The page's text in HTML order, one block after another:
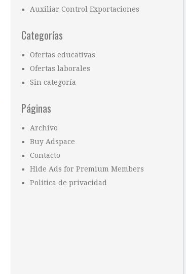
Auxiliar Control Exportaciones
Categorías
Ofertas educativas
Ofertas laborales
Sin categoría
Páginas
Archivo
Buy Adspace
Contacto
Hide Ads for Premium Members
Política de privacidad